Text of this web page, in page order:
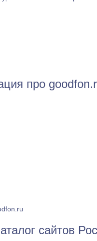
про
сайтов